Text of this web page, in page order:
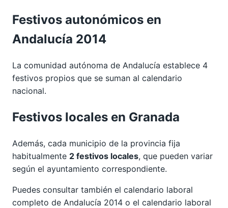
Festivos autonómicos en
Andalucía 2014
La comunidad autónoma de Andalucía establece 4
festivos propios que se suman al calendario
nacional.
Festivos locales en Granada
Además, cada municipio de la provincia fija
habitualmente 2 festivos locales, que pueden variar
según el ayuntamiento correspondiente.
Puedes consultar también el calendario laboral
completo de Andalucía 2014 o el calendario laboral